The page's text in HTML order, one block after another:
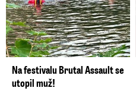
Na festivalu Brutal Assault se
utopil muž!